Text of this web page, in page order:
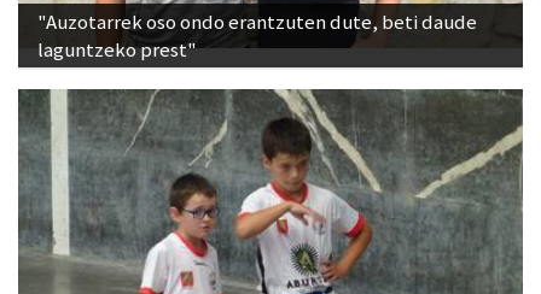
"Auzotarrek oso ondo erantzuten dute, beti daude
laguntzeko prest"